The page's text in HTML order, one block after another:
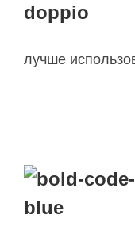
лучше